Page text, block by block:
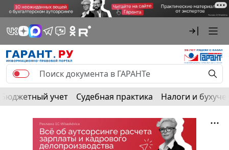
Бюджетный учет Судебная практика Налоги и